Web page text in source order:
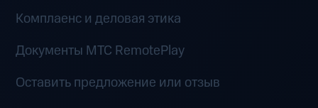
Комплаенс и деловая этика
Документы MTC RemotePlay
Оставить предложение или отзыв